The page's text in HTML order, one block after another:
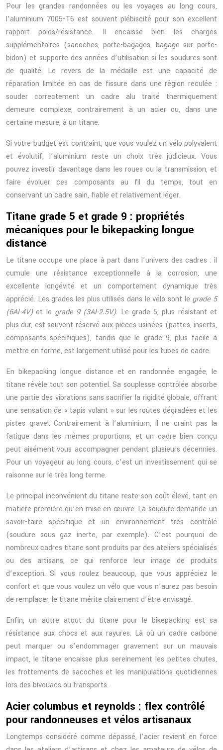
Pour les grandes randonnées ou les voyages au long cours,
l’aluminium 7005-T6 est souvent plébiscité pour son excellent
rapport poids/résistance. Il encaisse bien les charges
supplémentaires (sacoches, porte-bagages, bagage sur porte-
bidon) et supporte des années d’utilisation si les soudures sont
de qualité. Le revers de la médaille est une capacité de
réparation limitée en cas de fissure dans une région reculée :
souder correctement un cadre alu traité thermiquement
demeure complexe, contrairement à un acier ou, dans une
certaine mesure, à un titane.
Si votre budget est contraint, que vous voulez un vélo polyvalent
et évolutif, l’aluminium reste un choix très judicieux. Vous
pouvez investir davantage dans les roues ou la transmission, et
faire évoluer ces composants au fil du temps, tout en
conservant un cadre sain, fiable et relativement léger.
Titane grade 5 et grade 9 : propriétés
mécaniques pour le bikepacking longue
distance
Le titane occupe une place à part dans l’univers des cadres : il
cumule une résistance exceptionnelle à la corrosion, une
excellente longévité et un comportement dynamique très
apprécié. Les grades les plus utilisés dans le vélo sont le grade 5
(6Al-4V)et le grade 9 (3Al-2.5V). Le grade 5, plus résistant et
plus dur, est souvent réservé aux pièces usinées (pattes, inserts,
composants spécifiques), tandis que le grade 9, plus facile à
mettre en forme, est largement utilisé pour les tubes de cadre.
En bikepacking longue distance et en randonnée engagée, le
titane révèle tout son potentiel. Sa souplesse contrôlée absorbe
une partie des vibrations sans sacrifier la rigidité globale, offrant
une sensation de « tapis volant » sur les routes dégradées et les
pistes gravel. Contrairement à l’aluminium, il ne craint pas la
fatigue dans les mêmes proportions, et un cadre bien conçu
peut aisément vous accompagner pendant plusieurs décennies.
Pour un voyageur au long cours, c’est un investissement qui se
raisonne sur le très long terme.
Le principal inconvénient du titane reste son coût élevé, tant en
matière première qu’en mise en œuvre. La soudure demande un
savoir-faire spécifique et un environnement très contrôlé
(soudure sous gaz inerte, par exemple). C’est pourquoi de
nombreux cadres titane sont produits par des ateliers spécialisés
ou des artisans, ce qui renforce leur image de produits
d’exception. Si vous roulez beaucoup, que vous appréciez le
confort et que vous voulez un vélo que vous n’aurez pas besoin
de remplacer, le titane mérite clairement d’être envisagé.
Enfin, un autre atout du titane pour le bikepacking est sa
résistance aux chocs et aux rayures. Là où un cadre carbone
peut marquer ou s’endommager gravement sur un mauvais
impact, le titane encaisse plus sereinement les petites chutes,
les frottements de sacoches et les manipulations quotidiennes
lors des bivouacs ou transports.
Acier columbus et reynolds : flex contrôlé
pour randonneuses et vélos artisanaux
Longtemps considéré comme dépassé, l’acier revient en force